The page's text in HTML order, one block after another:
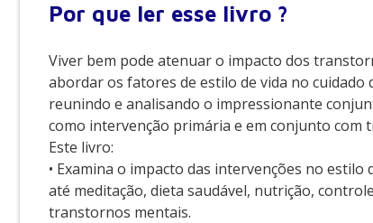
Por que ler esse livro ?
Viver bem pode atenuar o impacto dos
abordar os fatores de estilo de vida no
reunindo e analisando o impressionante
como intervenção primária e em conjunto
Este livro:
• Examina o impacto das intervenções no estilo
até meditação, dieta saudável, nutrição,
transtornos mentais.